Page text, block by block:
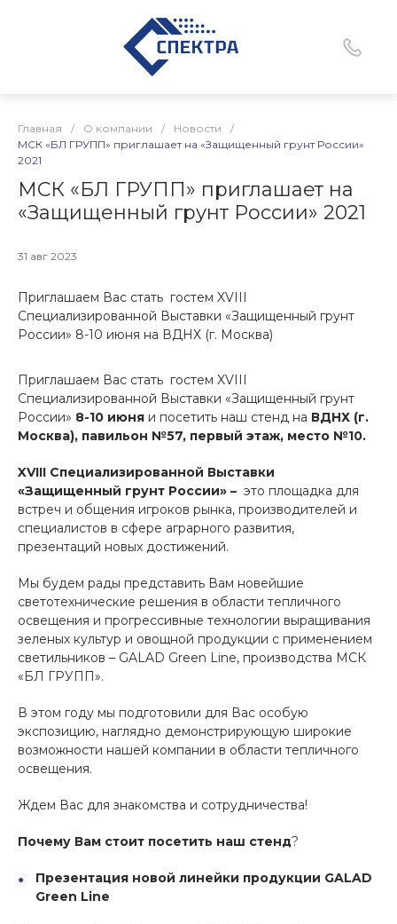
Главная / О компании / Новости
/
МСК «БЛ ГРУПП» приглашает на «Защищенный грунт России»
2021
МСК «БЛ ГРУПП» приглашает на
«Защищенный грунт России» 2021
31 авг 2023
Приглашаем Вас стать гостем XVIII
Специализированной Выставки «Защищенный грунт
России» 8-10 июня на ВДНХ (г. Москва)
Приглашаем Вас стать гостем XVIII
Специализированной Выставки «Защищенный грунт
России» 8-10 июня и посетить наш стенд на ВДНХ (г.
Москва), павильон №57, первый этаж, место №10.
XVIII Специализированной Выставки
«Защищенный грунт России» – это площадка для
встреч и общения игроков рынка, производителей и
специалистов в сфере аграрного развития,
презентаций новых достижений.
Мы будем рады представить Вам новейшие
светотехнические решения в области тепличного
освещения и прогрессивные технологии выращивания
зеленых культур и овощной продукции с применением
светильников – GALAD Green Line, производства МСК
«БЛ ГРУПП».
В этом году мы подготовили для Вас особую
экспозицию, наглядно демонстрирующую широкие
возможности нашей компании в области тепличного
освещения.
Ждем Вас для знакомства и сотрудничества!
Почему Вам стоит посетить наш стенд?
Презентация новой линейки продукции GALAD
Green Line